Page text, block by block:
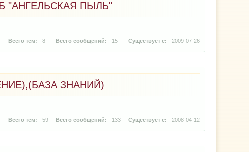
"АНГЕЛЬСКАЯ ПЫЛЬ"
8 15 2009-07-26
ЗНАНИЙ)
59 133 2008-04-12